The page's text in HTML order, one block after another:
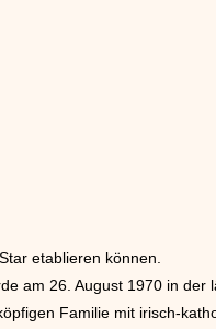
etablieren können.
am 26. August 1970 in
Familie mit irisch-